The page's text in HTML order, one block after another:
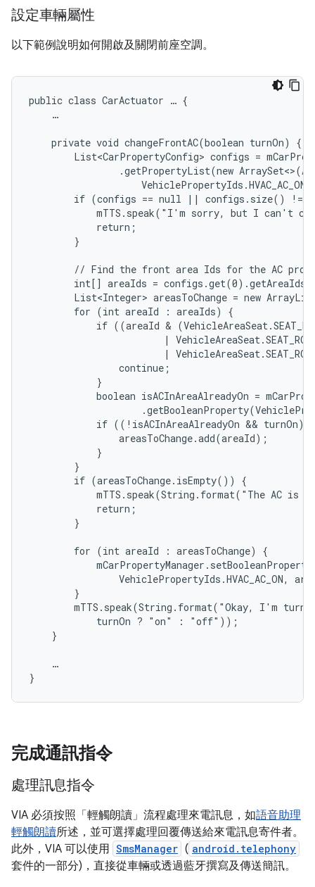
設定車輛屬性
以下範例說明如何開啟及關閉前座空調。
public class CarActuator … {
    …
    private void changeFrontAC(boolean turnOn) {
List<CarPropertyConfig> configs =
.getPropertyList(new
if (configs == null || configs.size() !=
mTTS.speak("I'm sorry, but I can't
            return;
        }
// Find the front area Ids for the AC
int[] areaIds =
List<Integer> areasToChange = new
        for (int areaId : areaIds) {
if ((areaId &
|
|
                continue;
            }
boolean isACInAreaAlreadyOn =
if ((!isACInAreaAlreadyOn && turnOn)
                areasToChange.add(areaId);
            }
        }
        if (areasToChange.isEmpty()) {
mTTS.speak(String.format("The AC is
            return;
        }
        for (int areaId : areasToChange) {
VehiclePropertyIds.HVAC_AC_ON,
        }
mTTS.speak(String.format("Okay, I'm
            turnOn ? "on" : "off"));
    }
    …
}
完成通訊指令
處理訊息指令
VIA 必須按照「輕觸朗讀」流程處理來電訊息，如語音助理
輕觸朗讀所述，並可選擇處理回覆傳送給來電訊息寄件者。
此外，VIA 可以使用 SmsManager ( android.telephony
套件的一部分)，直接從車輛或透過藍牙撰寫及傳送簡訊。